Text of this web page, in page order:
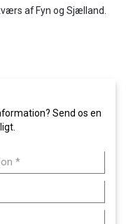
af Fyn og Sjælland.
Send os en